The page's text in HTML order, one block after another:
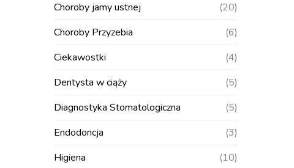
Choroby jamy ustnej
(20)
Choroby Przyzebia
(6)
Ciekawostki
(4)
Dentysta w ciąży
(5)
Diagnostyka Stomatologiczna
(5)
Endodoncja
(3)
Higiena
(10)